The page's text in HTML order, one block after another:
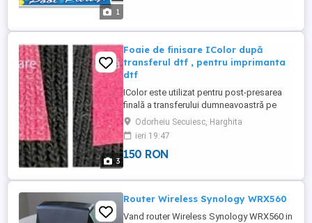
1
3
Foaie de finisare IColor după
transferul dtf , pentru imprimanta
dtf
IColor este utilizat pentru post-presarea
finală a transferului dumneavoastră pe
îmbrăcăminte sau material textil pentru o
durabilitate suplimentară. Poate fi utilizat
cu orice aplicație de hârtie de transfer sau
folie. IColor este un suport de hârtie cu o
aplicatla ...
Odorheiu Secuiesc, Harghita
ieri 19:47
150 RON
Router Wireless Synology WRX560
Vand router Wireless Synology WRX560 in